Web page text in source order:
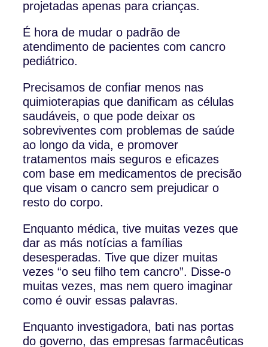
projetadas apenas para crianças.
É hora de mudar o padrão de
atendimento de pacientes com cancro
pediátrico.
Precisamos de confiar menos nas
quimioterapias que danificam as células
saudáveis, o que pode deixar os
sobreviventes com problemas de saúde
ao longo da vida, e promover
tratamentos mais seguros e eficazes
com base em medicamentos de precisão
que visam o cancro sem prejudicar o
resto do corpo.
Enquanto médica, tive muitas vezes que
dar as más notícias a famílias
desesperadas. Tive que dizer muitas
vezes “o seu filho tem cancro”. Disse-o
muitas vezes, mas nem quero imaginar
como é ouvir essas palavras.
Enquanto investigadora, bati nas portas
do governo, das empresas farmacêuticas